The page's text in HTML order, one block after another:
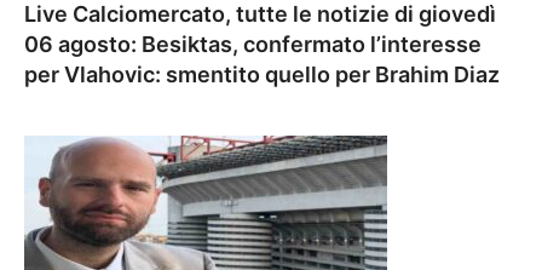
Live Calciomercato, tutte le notizie di giovedì
06 agosto: Besiktas, confermato l’interesse
per Vlahovic: smentito quello per Brahim Diaz